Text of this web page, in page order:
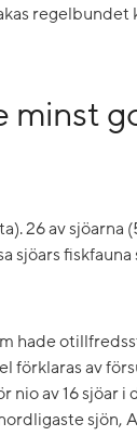
regelbundet
minst
26 av sjöarna
sjöars
hade
förklaras av
nio av 16 sjöar i
sjön,